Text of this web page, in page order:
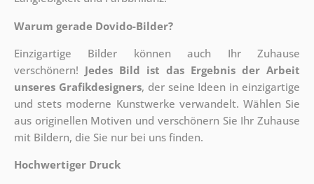
Warum gerade Dovido-Bilder?
Einzigartige Bilder können auch Ihr Zuhause
verschönern! Jedes Bild ist das Ergebnis der Arbeit
unseres Grafikdesigners, der seine Ideen in einzigartige
und stets moderne Kunstwerke verwandelt. Wählen Sie
aus originellen Motiven und verschönern Sie Ihr Zuhause
mit Bildern, die Sie nur bei uns finden.
Hochwertiger Druck